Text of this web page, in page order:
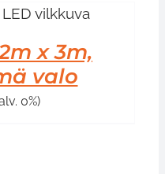
x 3m,
valo
0%)